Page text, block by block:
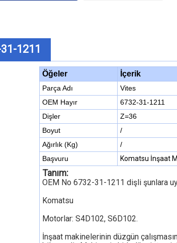
1211
Öğeler İçerik
Parça Adı
Vites
OEM Hayır
6732-31-1211
Dişler
Z=36
Boyut
/
Ağırlık (Kg)
/
Başvuru
Komatsu İnşaat
Tanım:
OEM No 6732-31-1211 dişli şunlara
Komatsu
Motorlar: S4D102, S6D102.
İnşaat makinelerinin düzgün